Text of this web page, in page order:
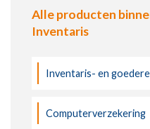
Alle producten
Inventaris
Inventaris- en
Computerverzekering